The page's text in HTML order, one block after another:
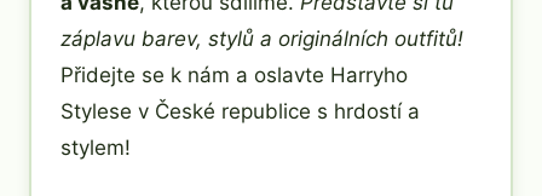
záplavu barev, stylů a originálních outfitů!
Přidejte se k nám a oslavte Harryho
Stylese v České republice s hrdostí a
stylem!